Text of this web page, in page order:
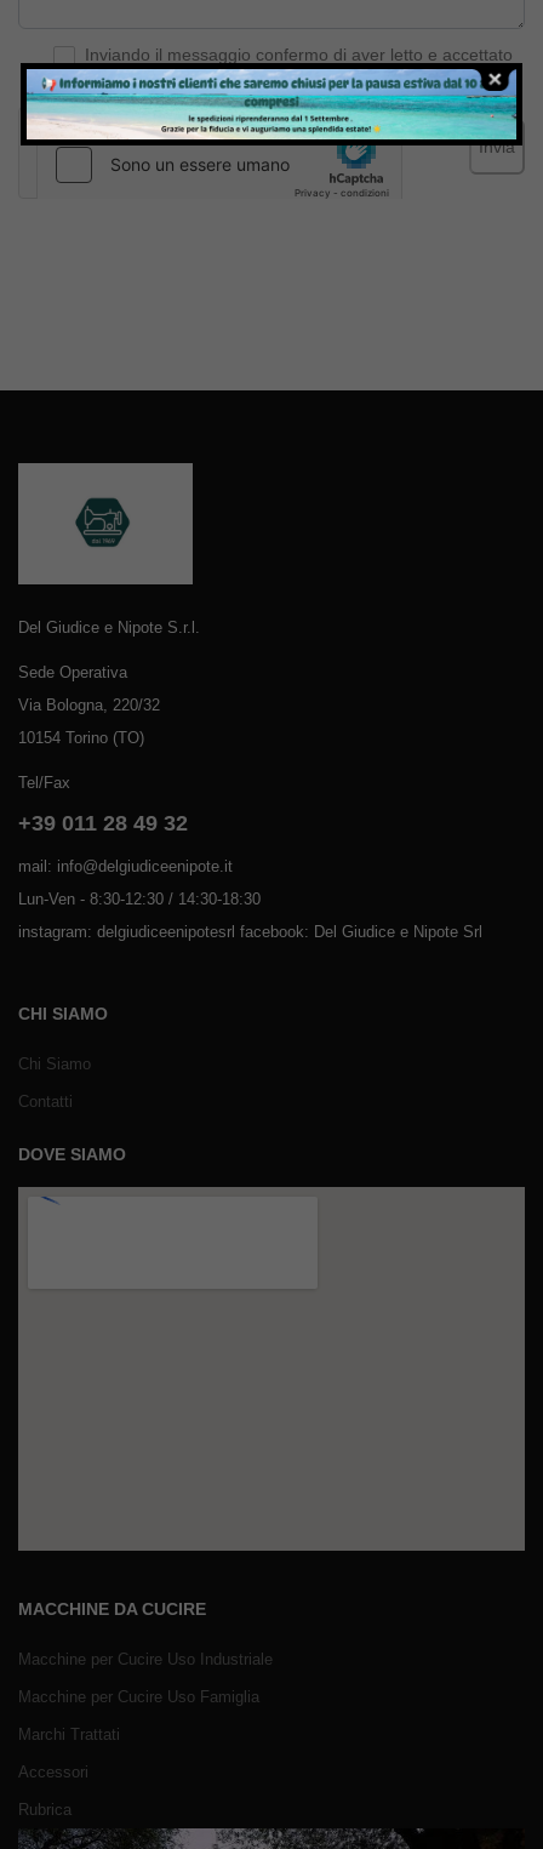
Inviando il messaggio confermo di aver letto e accettato
Termini e condizionidel sito web
Invia
Del Giudice e Nipote S.r.l.
Sede Operativa
Via Bologna, 220/32
10154 Torino (TO)
Tel/Fax
+39 011 28 49 32
mail: info@delgiudiceenipote.it
Lun-Ven - 8:30-12:30 / 14:30-18:30
instagram: delgiudiceenipotesrl facebook: Del Giudice e Nipote Srl
CHI SIAMO
Chi Siamo
Contatti
DOVE SIAMO
MACCHINE DA CUCIRE
Macchine per Cucire Uso Industriale
Macchine per Cucire Uso Famiglia
Marchi Trattati
Accessori
Rubrica